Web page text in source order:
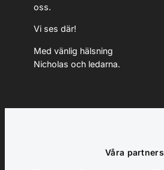
oss.
Vi ses där!
Med vänlig hälsning
Nicholas och ledarna.
Våra partners